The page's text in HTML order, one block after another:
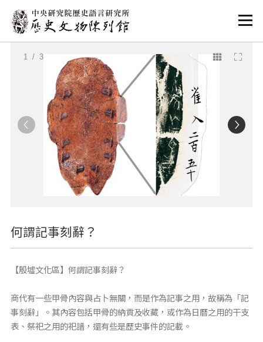
:::
:::
1/ 3
何謂記事刻辭？
【殷墟文化區】何謂記事刻辭？
商代有一些甲骨內容與占卜無關，而是作為記事之用，故稱為「記
事刻辭」。其內容包括甲骨的納貢及收藏，或作為日曆之用的干支
表、祭祀之用的祀譜，還有些是歷史事件的記載。